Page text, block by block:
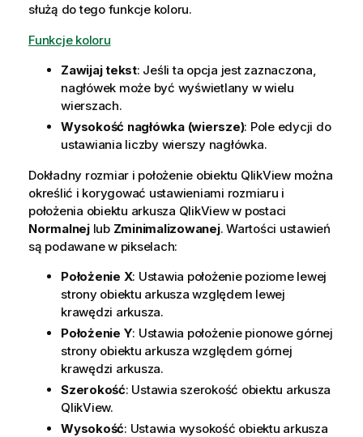
służą do tego funkcje koloru.
Funkcje koloru
Zawijaj tekst: Jeśli ta opcja jest zaznaczona,
nagłówek może być wyświetlany w wielu
wierszach.
Wysokość nagłówka (wiersze): Pole edycji do
ustawiania liczby wierszy nagłówka.
Dokładny rozmiar i położenie obiektu QlikView można
określić i korygować ustawieniami rozmiaru i
położenia obiektu arkusza QlikView w postaci
Normalnejlub Zminimalizowanej. Wartości ustawień
są podawane w pikselach:
Położenie X: Ustawia położenie poziome lewej
strony obiektu arkusza względem lewej
krawędzi arkusza.
Położenie Y: Ustawia położenie pionowe górnej
strony obiektu arkusza względem górnej
krawędzi arkusza.
Szerokość: Ustawia szerokość obiektu arkusza
QlikView.
Wysokość: Ustawia wysokość obiektu arkusza